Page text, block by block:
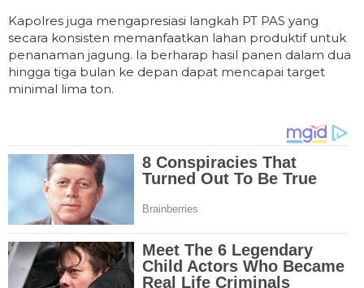
Kapolres juga mengapresiasi langkah PT PAS yang
secara konsisten memanfaatkan lahan produktif untuk
penanaman jagung. Ia berharap hasil panen dalam dua
hingga tiga bulan ke depan dapat mencapai target
minimal lima ton.